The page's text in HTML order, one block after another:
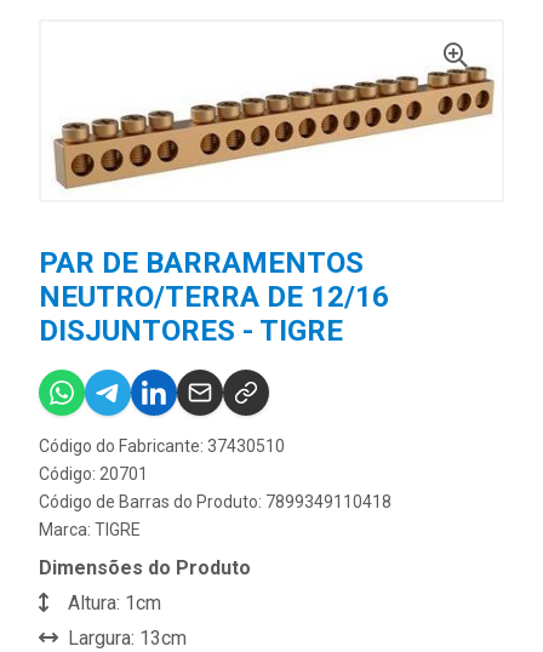
PAR DE BARRAMENTOS
NEUTRO/TERRA DE 12/16
DISJUNTORES - TIGRE
Código do Fabricante: 37430510
Código: 20701
Código de Barras do Produto: 7899349110418
Marca: TIGRE
Dimensões do Produto
Altura: 1cm
Largura: 13cm